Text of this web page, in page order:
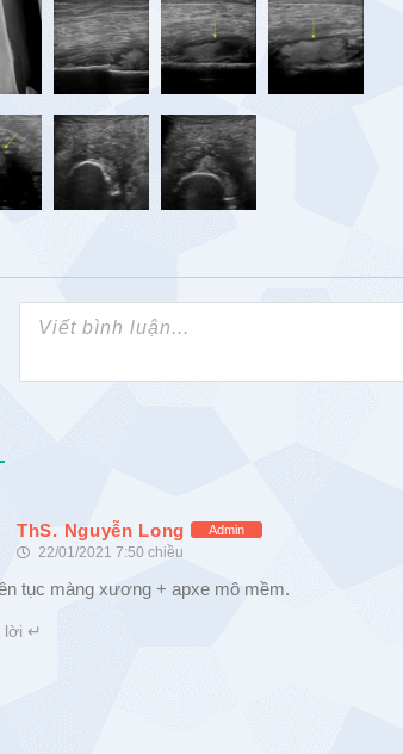
ThS. Nguyễn Long Admin
22/01/2021 7:50 chiều
tục màng xương + apxe mô mềm.
lời ↵